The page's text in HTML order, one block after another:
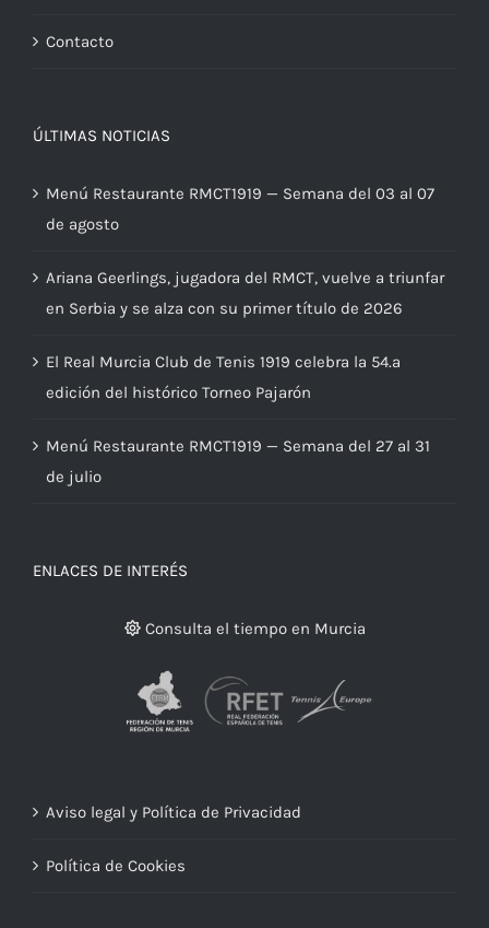
Contacto
ÚLTIMAS NOTICIAS
Menú Restaurante RMCT1919 — Semana del 03 al 07
de agosto
Ariana Geerlings, jugadora del RMCT, vuelve a triunfar
en Serbia y se alza con su primer título de 2026
El Real Murcia Club de Tenis 1919 celebra la 54.ª
edición del histórico Torneo Pajarón
Menú Restaurante RMCT1919 — Semana del 27 al 31
de julio
ENLACES DE INTERÉS
Consulta el tiempo en Murcia
Aviso legal y Política de Privacidad
Política de Cookies